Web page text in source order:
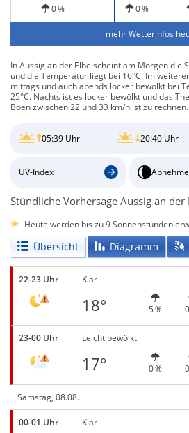
0 % 0 %
mehr Wetterinfos
In Aussig an der Elbe scheint am Morgen die
und die Temperatur liegt bei 16°C. Im
mittags und auch abends locker bewölkt bei
25°C. Nachts ist es locker bewölkt und das
Böen zwischen 22 und 33 km/h ist zu rechnen.
05:39 Uhr 20:40 Uhr
UV-Index
Stündliche Vorhersage Aussig an der
Heute werden bis zu 9 Sonnenstunden
Übersicht Diagramm
22-23 Uhr Klar
18° 5 %
23-00 Uhr Leicht bewölkt
17° 0 %
Samstag, 08.08.
00-01 Uhr Klar